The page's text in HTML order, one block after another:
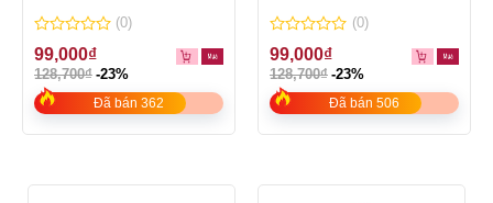
Ahmad Tea – hộp 40g
0
out
of
5
(0)
99,000₫
128,700₫ -23%
Đã bán 362
Ahmad – hộp 30g
0
out
of
5
(0)
99,000₫
128,700₫ -23%
Đã bán 506